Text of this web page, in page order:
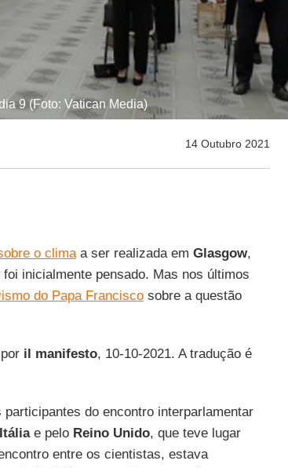
9 (Foto: Vatican Media)
14 Outubro 2021
o climaa ser realizada em Glasgow,
inicialmente pensado. Mas nos últimos
do Papa Franciscosobre a questão
il manifesto, 10-10-2021. A tradução é
do encontro interparlamentar
Itáliae pelo Reino Unido, que teve lugar
entre os cientistas, estava